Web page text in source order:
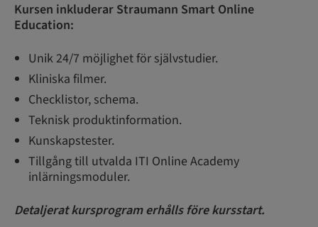
Kursen inkluderar Straumann Smart Online
Education:
Unik 24/7 möjlighet för självstudier.
Kliniska filmer.
Checklistor, schema.
Teknisk produktinformation.
Kunskapstester.
Tillgång till utvalda ITI Online Academy
inlärningsmoduler.
Detaljerat kursprogram erhålls före kursstart.